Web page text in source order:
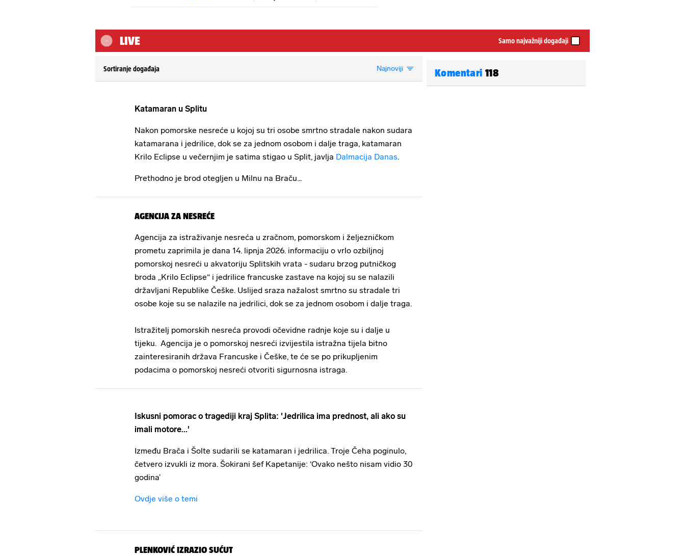
LIVE Samo najvažniji događaji
Sortiranje događaja Najnoviji
Katamaran u Splitu
Nakon pomorske nesreće u kojoj su tri osobe smrtno stradale nakon sudara
katamarana i jedrilice, dok se za jednom osobom i dalje traga, katamaran
Krilo Eclipse u večernjim je satima stigao u Split, javlja Dalmacija Danas.
Prethodno je brod otegljen u Milnu na Braču...
AGENCIJA ZA NESREĆE
Agencija za istraživanje nesreća u zračnom, pomorskom i željezničkom
prometu zaprimila je dana 14. lipnja 2026. informaciju o vrlo ozbiljnoj
pomorskoj nesreći u akvatoriju Splitskih vrata - sudaru brzog putničkog
broda „Krilo Eclipse“ i jedrilice francuske zastave na kojoj su se nalazili
državljani Republike Češke. Uslijed sraza nažalost smrtno su stradale tri
osobe koje su se nalazile na jedrilici, dok se za jednom osobom i dalje traga.
Istražitelj pomorskih nesreća provodi očevidne radnje koje su i dalje u
tijeku. Agencija je o pomorskoj nesreći izvijestila istražna tijela bitno
zainteresiranih država Francuske i Češke, te će se po prikupljenim
podacima o pomorskoj nesreći otvoriti sigurnosna istraga.
Iskusni pomorac o tragediji kraj Splita: 'Jedrilica ima prednost, ali ako su
imali motore...'
Između Brača i Šolte sudarili se katamaran i jedrilica. Troje Čeha poginulo,
četvero izvukli iz mora. Šokirani šef Kapetanije: ‘Ovako nešto nisam vidio 30
godina’
Ovdje više o temi
PLENKOVIĆ IZRAZIO SUĆUT
Komentari 118